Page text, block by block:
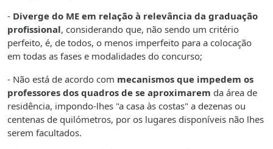
- Diverge do ME em relação à relevância da graduação
profissional, considerando que, não sendo um critério
perfeito, é, de todos, o menos imperfeito para a colocação
em todas as fases e modalidades do concurso;
- Não está de acordo com mecanismos que impedem os
professores dos quadros de se aproximarem da área de
residência, impondo-lhes "a casa às costas" a dezenas ou
centenas de quilómetros, por os lugares disponíveis não lhes
serem facultados.